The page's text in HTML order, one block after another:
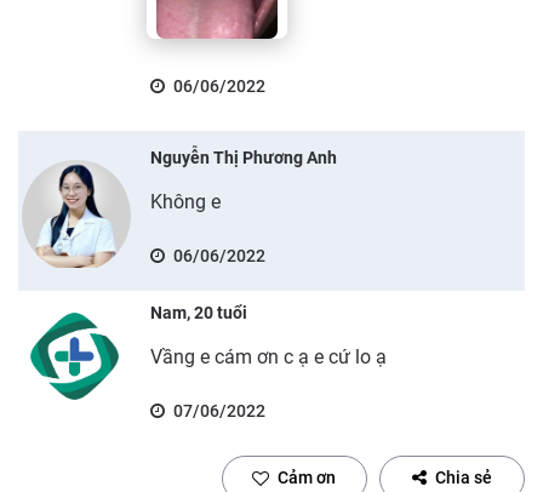
06/06/2022
Nguyễn Thị Phương Anh
Không e
06/06/2022
Nam, 20 tuổi
Vầng e cám ơn c ạ e cứ lo ạ
07/06/2022
Cảm ơn Chia sẻ